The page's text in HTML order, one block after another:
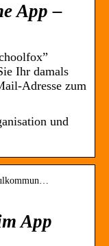
App –
Ihr damals
Adresse zum
und
App